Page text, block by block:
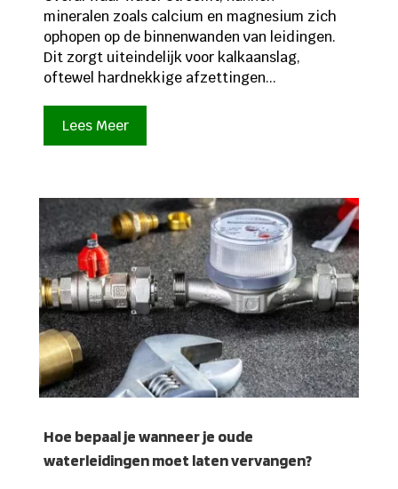
mineralen zoals calcium en magnesium zich
ophopen op de binnenwanden van leidingen.
Dit zorgt uiteindelijk voor kalkaanslag,
oftewel hardnekkige afzettingen...
Lees Meer
Hoe bepaal je wanneer je oude
waterleidingen moet laten vervangen?